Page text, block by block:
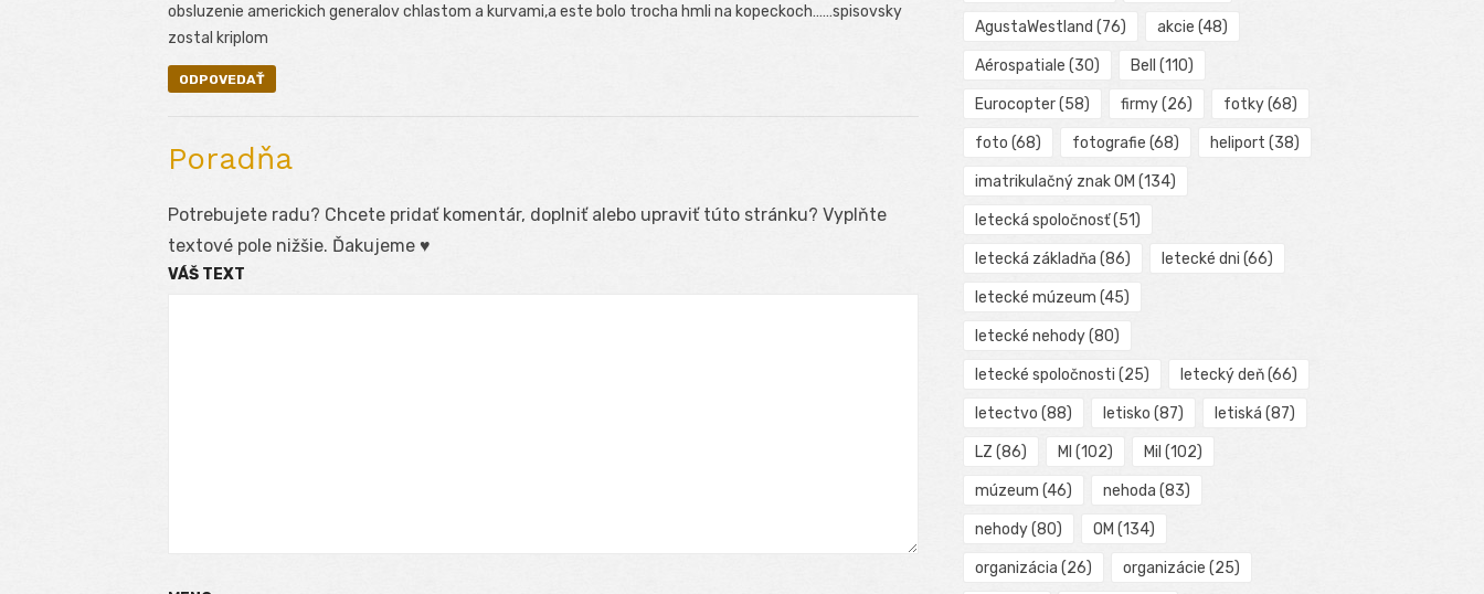
obsluzenie americkich generalov chlastom a kurvami,a este bolo trocha hmli na kopeckoch……spisovsky
zostal kriplom
ODPOVEDAŤ
Poradňa
Potrebujete radu? Chcete pridať komentár, doplniť alebo upraviť túto stránku? Vyplňte
textové pole nižšie. Ďakujeme ♥
VÁŠ TEXT
AgustaWestland (76) akcie (48)
Aérospatiale (30) Bell (110)
Eurocopter(58) firmy(26) fotky(68)
foto (68) fotografie (68) heliport (38)
imatrikulačný znak OM (134)
letecká spoločnosť(51)
letecká základňa (86) letecké dni (66)
letecké múzeum (45)
letecké nehody(80)
letecké spoločnosti (25) letecký deň(66)
letectvo (88) letisko (87) letiská (87)
LZ (86) MI (102) Mil (102)
múzeum (46) nehoda (83)
nehody(80) OM (134)
organizácia (26) organizácie (25)